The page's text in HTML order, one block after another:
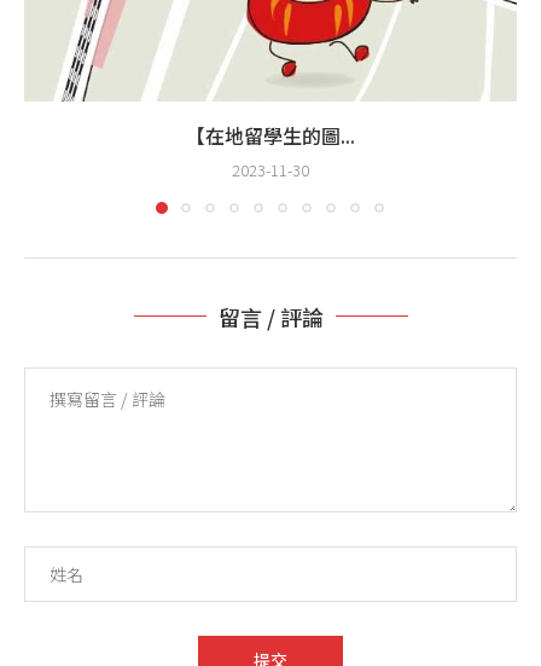
【在地留學生的圖...
2023-11-30
留言 / 評論